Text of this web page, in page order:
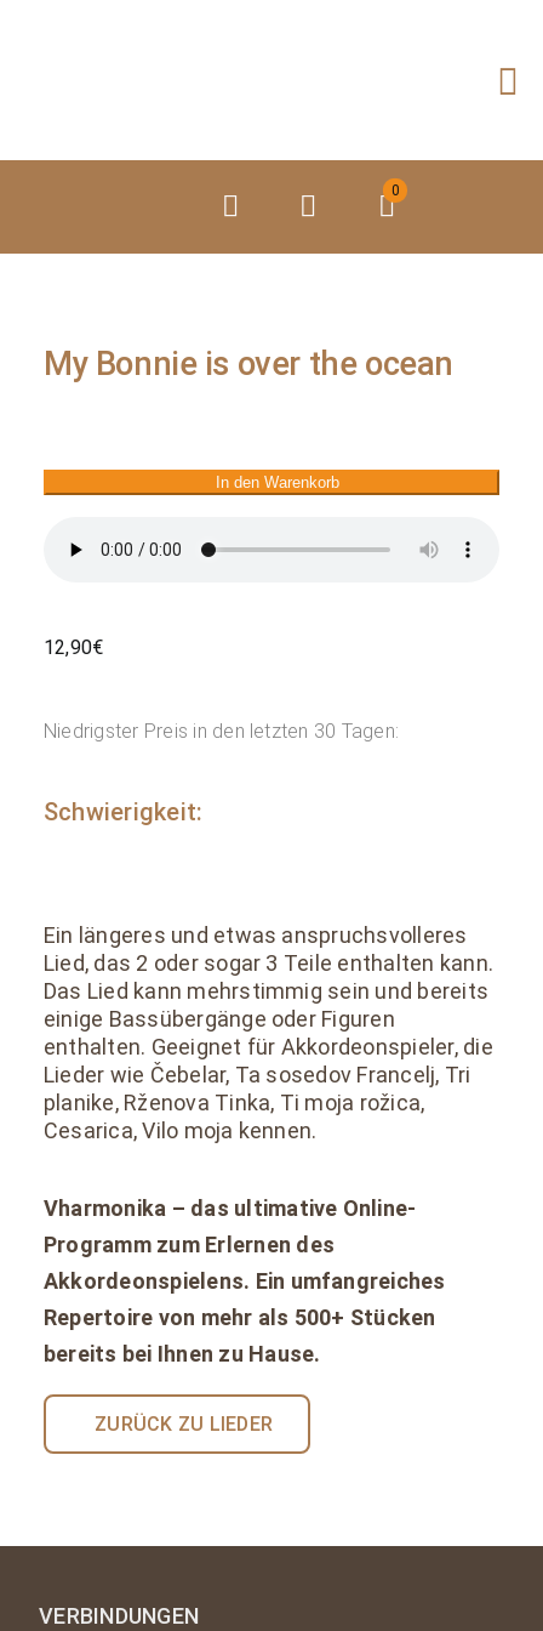
0
My Bonnie is over the ocean
In den Warenkorb
12,90€
Niedrigster Preis in den letzten 30 Tagen:
Schwierigkeit:
Ein längeres und etwas anspruchsvolleres
Lied, das 2 oder sogar 3 Teile enthalten kann.
Das Lied kann mehrstimmig sein und bereits
einige Bassübergänge oder Figuren
enthalten. Geeignet für Akkordeonspieler, die
Lieder wie Čebelar, Ta sosedov Francelj, Tri
planike, Rženova Tinka, Ti moja rožica,
Cesarica, Vilo moja kennen.
Vharmonika – das ultimative Online-
Programm zum Erlernen des
Akkordeonspielens. Ein umfangreiches
Repertoire von mehr als 500+ Stücken
bereits bei Ihnen zu Hause.
ZURÜCK ZU LIEDER
VERBINDUNGEN